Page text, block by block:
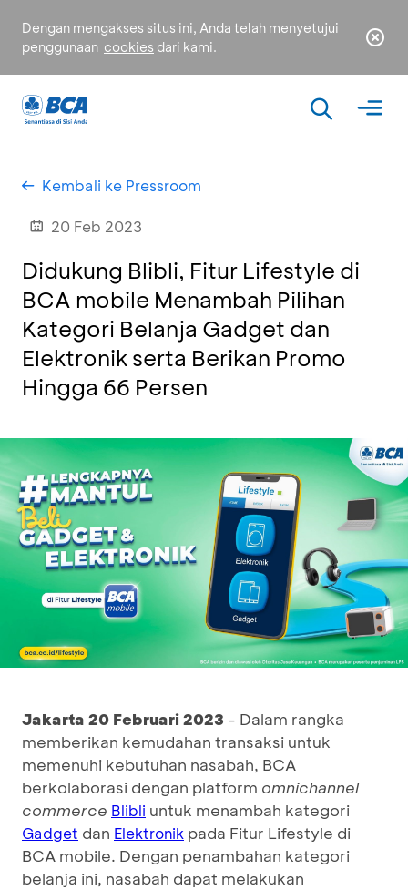
Dengan mengakses situs ini, Anda telah menyetujui
penggunaan cookies dari kami.
Kembali ke Pressroom
20 Feb 2023
Didukung Blibli, Fitur Lifestyle di
BCA mobile Menambah Pilihan
Kategori Belanja Gadget dan
Elektronik serta Berikan Promo
Hingga 66 Persen
Jakarta 20 Februari 2023 - Dalam rangka
memberikan kemudahan transaksi untuk
memenuhi kebutuhan nasabah, BCA
berkolaborasi dengan platform omnichannel
commerce Blibli untuk menambah kategori
Gadget dan Elektronik pada Fitur Lifestyle di
BCA mobile. Dengan penambahan kategori
belanja ini, nasabah dapat melakukan